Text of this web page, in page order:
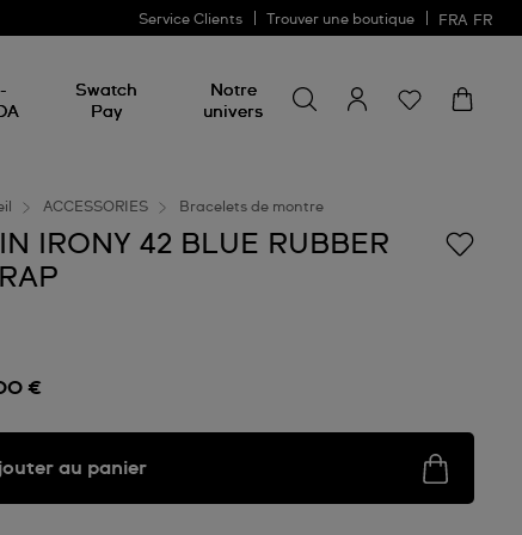
Service Clients Trouver une boutique FRA FR
Swatch
Pay
Notre
univers
un
produit
ACCESSORIES Bracelets de montre
IRONY 42 BLUE RUBBER
€
au panier